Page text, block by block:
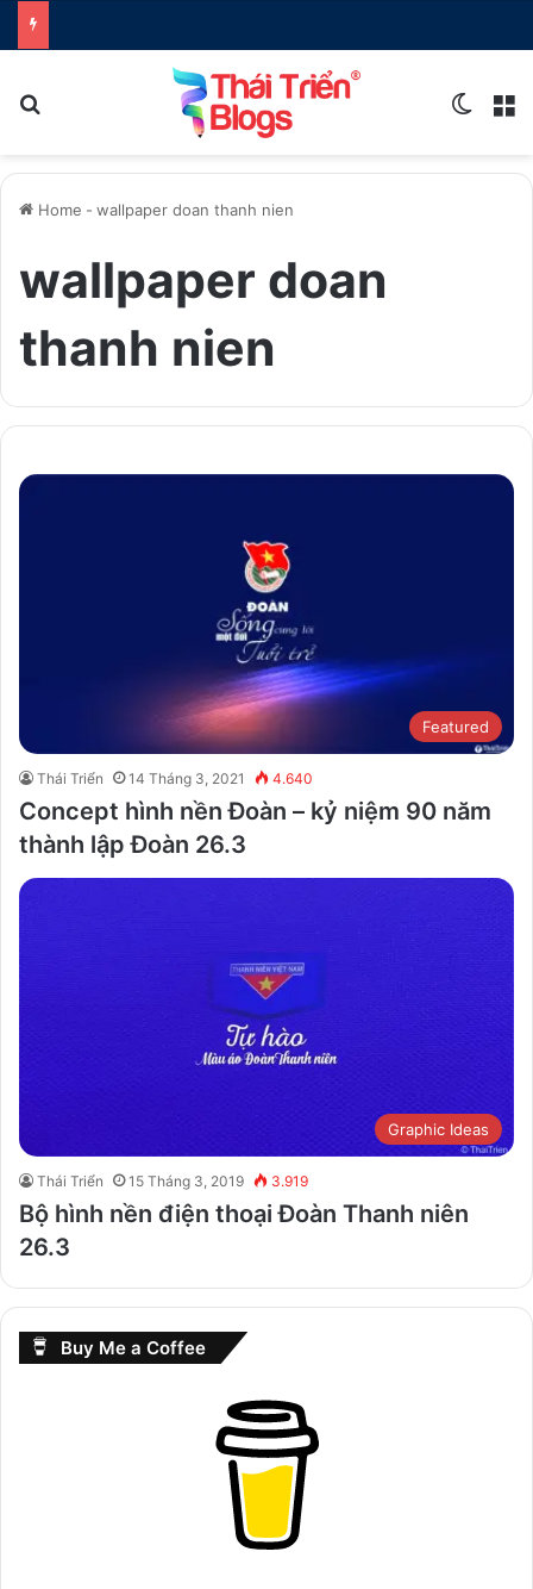
Home - wallpaper doan thanh nien
wallpaper doan
thanh nien
Featured
Thái Triển 14 Tháng 3, 2021 4.640
Concept hình nền Đoàn – kỷ niệm 90 năm
thành lập Đoàn 26.3
Graphic Ideas
Thái Triển 15 Tháng 3, 2019 3.919
Bộ hình nền điện thoại Đoàn Thanh niên
26.3
Buy Me a Coffee